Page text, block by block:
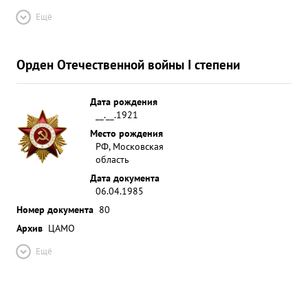
Ещё
Орден Отечественной войны I степени
Дата рождения
__.__.1921
Место рождения
РФ, Московская
область
Дата документа
06.04.1985
Номер документа 80
Архив ЦАМО
Ещё